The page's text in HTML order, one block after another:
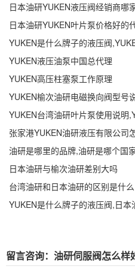
日本油研YUKEN液压阀经销商哪
日本油研YUKEN叶片泵价格好的
YUKEN是什么牌子的液压阀
YUKEN液压油泵中国总代理
YUKEN高压柱塞泵工作原理
张家港YUKEN油研液压有限公司
油研是哪里的品牌,油研是哪个国
日本油研与榆次油研差别大吗
台湾油研和日本油研的区别是什么
留言咨询：油研伺服阀怎么样